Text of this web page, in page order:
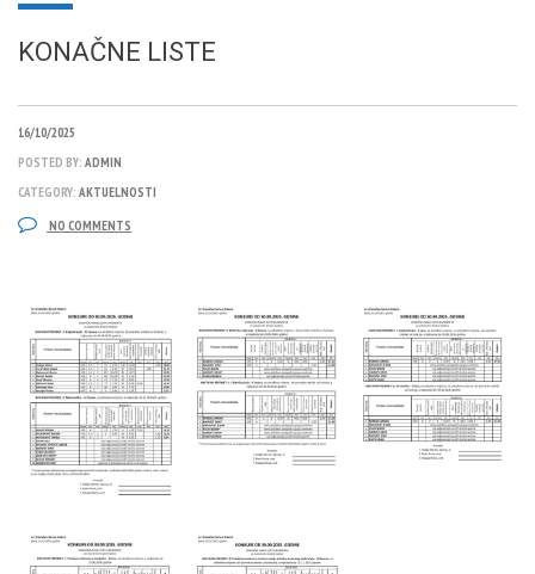
KONAČNE LISTE
16/10/2025
POSTED BY: ADMIN
CATEGORY: AKTUELNOSTI
NO COMMENTS